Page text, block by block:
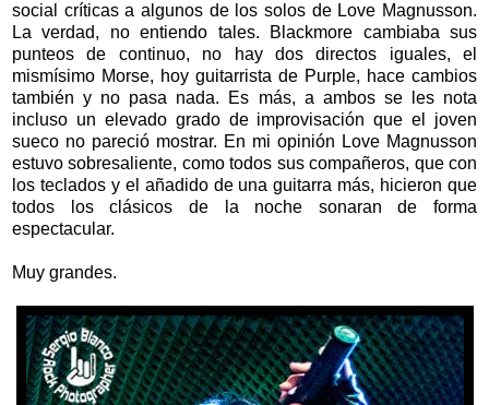
social críticas a algunos de los solos de Love Magnusson.
La verdad, no entiendo tales. Blackmore cambiaba sus
punteos de continuo, no hay dos directos iguales, el
mismísimo Morse, hoy guitarrista de Purple, hace cambios
también y no pasa nada. Es más, a ambos se les nota
incluso un elevado grado de improvisación que el joven
sueco no pareció mostrar. En mi opinión Love Magnusson
estuvo sobresaliente, como todos sus compañeros, que con
los teclados y el añadido de una guitarra más, hicieron que
todos los clásicos de la noche sonaran de forma
espectacular.
Muy grandes.